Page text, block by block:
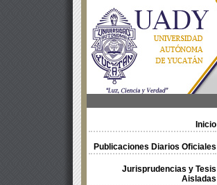
Inicio
Publicaciones Diarios Oficiales
Jurisprudencias y Tesis
Aisladas